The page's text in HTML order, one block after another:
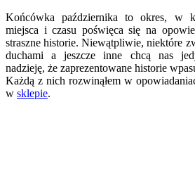
Końcówka października to okres, w
miejsca i czasu poświęca się na
straszne historie. Niewątpliwie, niektóre
duchami a jeszcze inne chcą nas
nadzieję, że zaprezentowane historie
Każdą z nich rozwinąłem w
w sklepie.